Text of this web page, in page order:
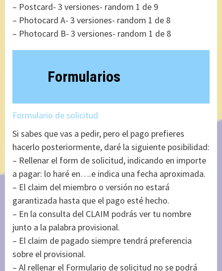
– Postcard- 3 versiones- random 1 de 9
– Photocard A- 3 versiones- random 1 de 8
– Photocard B- 3 versiones- random 1 de 8
Formularios
Formulario de solicitud
Si sabes que vas a pedir, pero el pago prefieres
hacerlo posteriormente, daré la siguiente posibilidad:
– Rellenar el form de solicitud, indicando en importe
a pagar: lo haré en….e indica una fecha aproximada.
– El claim del miembro o versión no estará
garantizada hasta que el pago esté hecho.
– En la consulta del CLAIM podrás ver tu nombre
junto a la palabra provisional.
– El claim de pagado siempre tendrá preferencia
sobre el provisional.
– Al rellenar el Formulario de solicitud no se podrá